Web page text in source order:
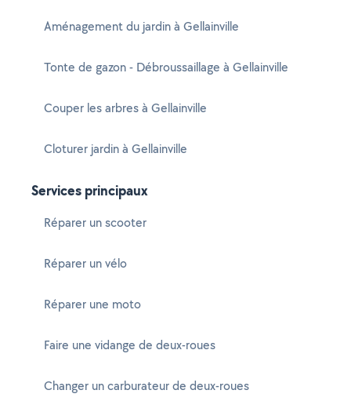
Aménagement du jardin à Gellainville
Tonte de gazon - Débroussaillage à Gellainville
Couper les arbres à Gellainville
Cloturer jardin à Gellainville
Services principaux
Réparer un scooter
Réparer un vélo
Réparer une moto
Faire une vidange de deux-roues
Changer un carburateur de deux-roues